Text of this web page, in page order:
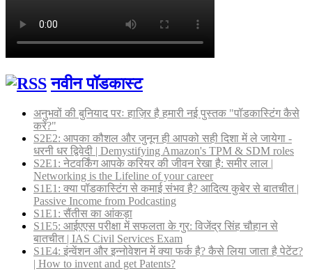
नवीन पॉडकास्ट
अनुभवों की बुनियाद परः हाज़िर है हमारी नई पुस्तक "पॉडकास्टिंग कैसे
करें?"
S2E2: आपका कौशल और जुनून ही आपको सही दिशा में ले जायेगा -
धरनी धर द्विवेदी | Demystifying Amazon's TPM & SDM roles
S2E1: नेटवर्किंग आपके करियर की जीवन रेखा है: समीर लाल |
Networking is the Lifeline of your career
S1E1: क्या पॉडकास्टिंग से कमाई संभव है? आदित्य कुबेर से बातचीत |
Passive Income from Podcasting
S1E1: सैंतीस का आंकड़ा
S1E5: आईएएस परीक्षा में सफलता के गुर: विजेंद्र सिंह चौहान से
बातचीत | IAS Civil Services Exam
S1E4: इंन्वेंशन और इन्नोवेशन में क्या फर्क है? कैसे लिया जाता है पेटेंट?
| How to invent and get Patents?